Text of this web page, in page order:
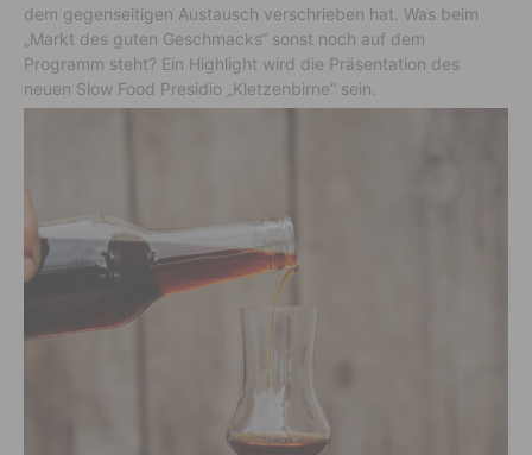
dem gegenseitigen Austausch verschrieben hat. Was beim
„Markt des guten Geschmacks“ sonst noch auf dem
Programm steht? Ein Highlight wird die Präsentation des
neuen Slow Food Presidio „Kletzenbirne“ sein.